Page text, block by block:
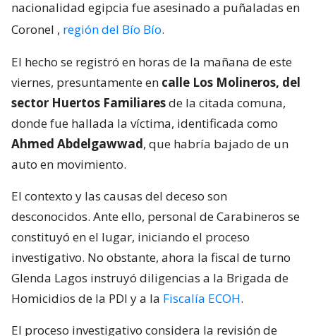
nacionalidad egipcia fue asesinado a puñaladas en
Coronel , región del Bío Bío.
El hecho se registró en horas de la mañana de este
viernes, presuntamente en calle Los Molineros, del
sector Huertos Familiaresde la citada comuna,
donde fue hallada la víctima, identificada como
Ahmed Abdelgawwad, que habría bajado de un
auto en movimiento.
El contexto y las causas del deceso son
desconocidos. Ante ello, personal de Carabineros se
constituyó en el lugar, iniciando el proceso
investigativo. No obstante, ahora la fiscal de turno
Glenda Lagos instruyó diligencias a la Brigada de
Homicidios de la PDI y a la Fiscalía ECOH.
El proceso investigativo considera la revisión de